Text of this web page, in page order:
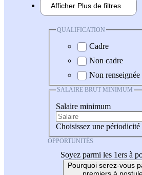
Afficher Plus de filtres
QUALIFICATION
Cadre
Non cadre
Non renseignée
SALAIRE BRUT MINIMUM
Salaire minimum
Choisissez une périodicité
OPPORTUNITÉS
Soyez parmi les 1ers à
Pourquoi serez-vous